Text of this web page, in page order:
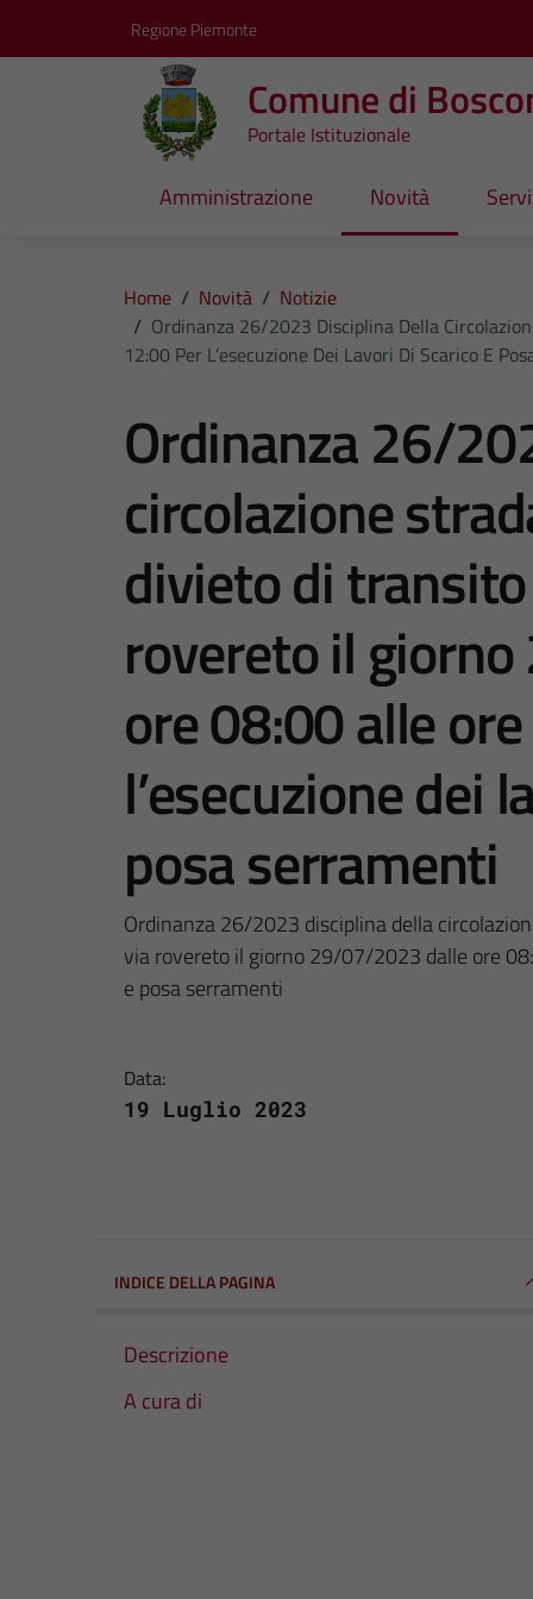
Regione Piemonte
Comune di
Portale Istituzionale
Amministrazione Novità
Home / Novità / Notizie
/ Ordinanza 26/2023 Disciplina Della
12:00 Per L’esecuzione Dei Lavori Di Scarico E
Ordinanza 26/
circolazione
divieto di
rovereto il
ore 08:00 alle
l’esecuzione dei
posa serramenti
Ordinanza 26/2023 disciplina della
via rovereto il giorno 29/07/2023 dalle ore
e posa serramenti
Data:
19 Luglio 2023
INDICE DELLA PAGINA
Descrizione
A cura di